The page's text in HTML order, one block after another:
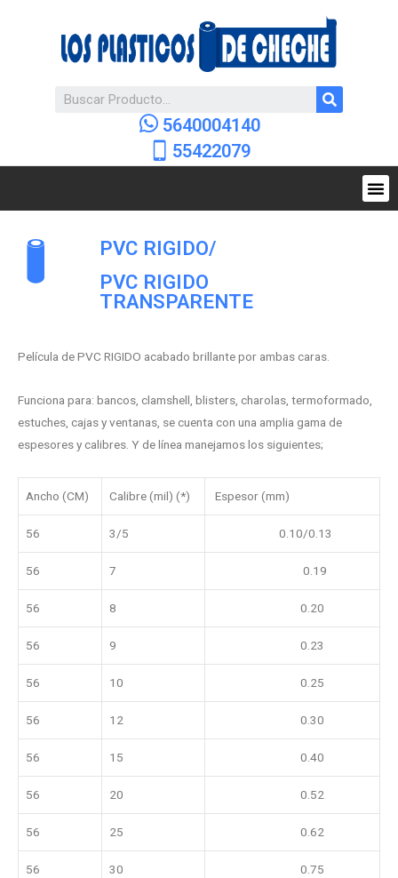
5640004140
55422079
PVC RIGIDO/
PVC RIGIDO
TRANSPARENTE
Película de PVC RIGIDO acabado brillante por ambas caras.
Funciona para: bancos, clamshell, blisters, charolas, termoformado,
estuches, cajas y ventanas, se cuenta con una amplia gama de
espesores y calibres. Y de línea manejamos los siguientes;
Ancho (CM) Calibre (mil) (*) Espesor (mm)
56 3/5 0.10/0.13
56 7 0.19
56 8 0.20
56 9 0.23
56 10 0.25
56 12 0.30
56 15 0.40
56 20 0.52
56 25 0.62
56 30 0.75